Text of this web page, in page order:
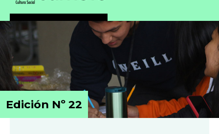
Edición Nº 22